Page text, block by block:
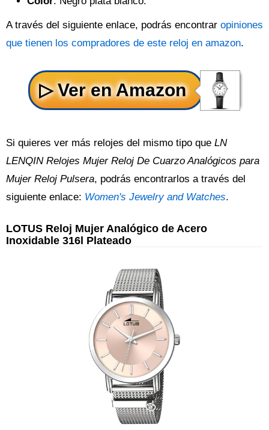
A través del siguiente enlace, podrás encontrar opiniones
que tienen los compradores de este reloj en amazon.
Si quieres ver más relojes del mismo tipo que LN
LENQIN Relojes Mujer Reloj De Cuarzo Analógicos para
Mujer Reloj Pulsera, podrás encontrarlos a través del
siguiente enlace: Women's Jewelry and Watches.
LOTUS Reloj Mujer Analógico de Acero
Inoxidable 316l Plateado